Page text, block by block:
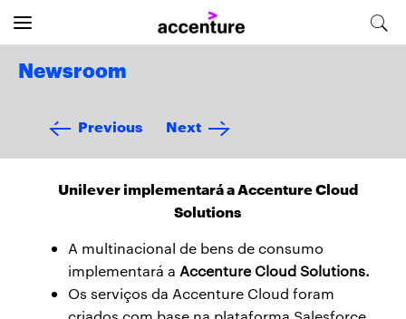
Newsroom
Previous Next
Unilever implementará a Accenture Cloud
Solutions
A multinacional de bens de consumo
implementará a Accenture Cloud Solutions.
Os serviços da Accenture Cloud foram